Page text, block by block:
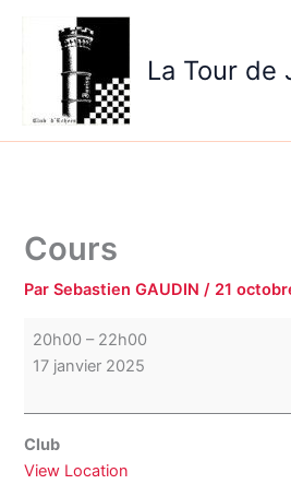
La Tour de
Cours
ParSebastien GAUDIN/ 21
20h00 – 22h00
17 janvier 2025
Club
View Location